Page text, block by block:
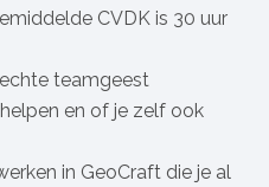
CVDK is 30 uur
teamgeest
en of je zelf ook
in GeoCraft die je al